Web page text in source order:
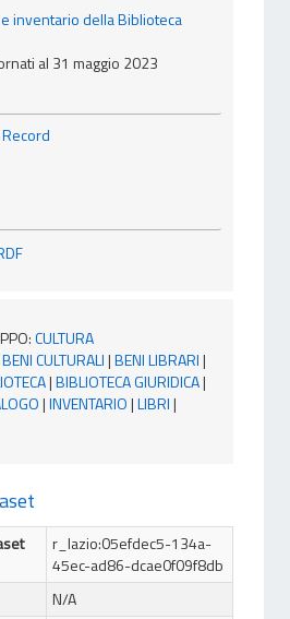
inventario della Biblioteca
al 31 maggio 2023
:CULTURA
BENI CULTURALI|BENI LIBRARI|
|BIBLIOTECA GIURIDICA|
|INVENTARIO|LIBRI|
r_lazio:05efdec5-134a-
45ec-ad86-dcae0f09f8db
N/A